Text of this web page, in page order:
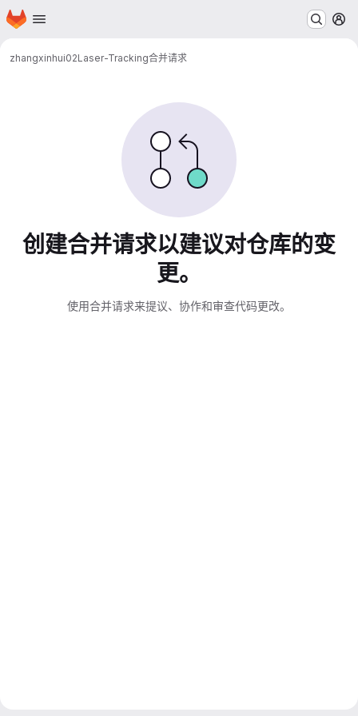
跳转到主要内容
主页
菜
zhangxinhui02Laser-Tracking合并请求
创建合并请求以建议对仓库的变
更。
使用合并请求来提议、协作和审查代码更改。